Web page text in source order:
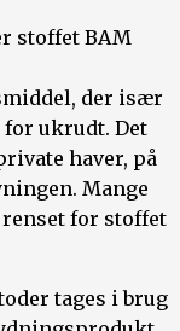
stoffet BAM
der især
ukrudt. Det
haver, på
Mange
for stoffet
tages i brug